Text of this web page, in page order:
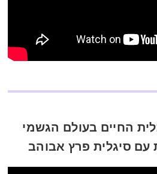
42: תכלית החיים בעולם הגשמי
עם סיגלית פרץ אבוהב